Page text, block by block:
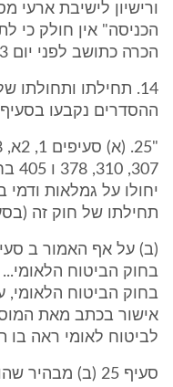
הכרה כתושב לפני יום 1.1.03.
14. תחילתו ותחולתו
ההסדרים נקבעו בסעיף 25 כדלקמן:
יחולו על גמלאות
תחילתו של חוק זה
בחוק הביטוח הלאומי...
בחוק הביטוח הלאומי,
אישור בכתב מאת
לביטוח לאומי ראה בו